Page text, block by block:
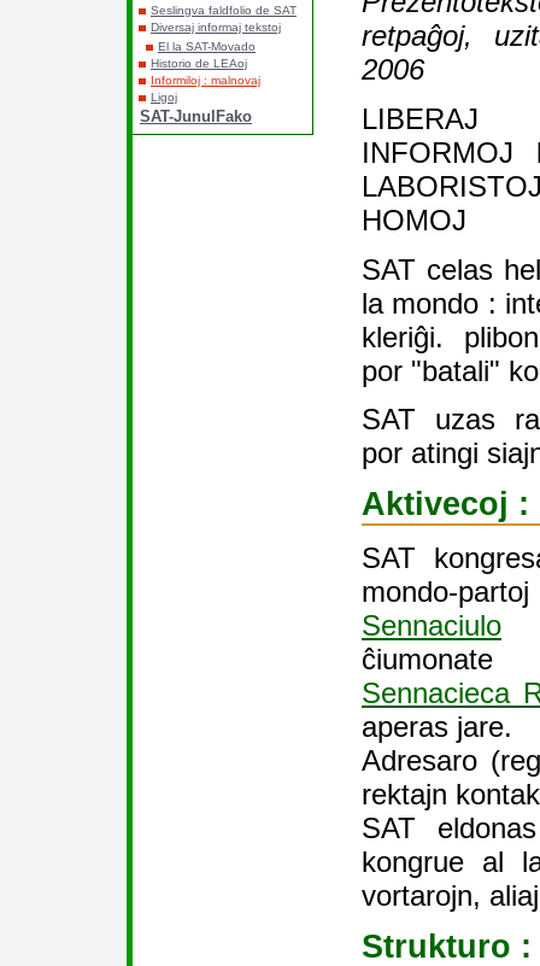
Seslingva faldfolio de SAT
Diversaj informaj tekstoj
El la SAT-Movado
Historio de LEAoj
Informiloj : malnovaj
Ligoj
SAT-JunulFako
retpaĝoj,
2006
LIBERAJ
INFORMOJ
HOMOJ
SAT celas
la mondo :
kleriĝi.
por "batali"
SAT uzas
por atingi
Aktivecoj :
SAT
mondo-partoj
Sennaciulo
ĉiumonate
Sennacieca
aperas jare.
Adresaro
rektajn
SAT
kongrue al
vortarojn,
Strukturo :